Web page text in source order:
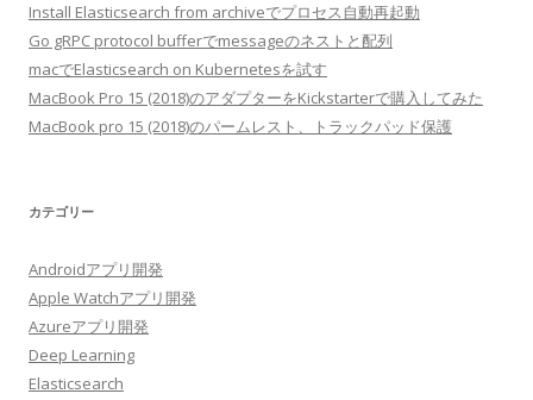
Install Elasticsearch from archiveでプロセス自動再起動
Go gRPC protocol bufferでmessageのネストと配列
macでElasticsearch on Kubernetesを試す
MacBook Pro 15 (2018)のアダプターをKickstarterで購入してみた
MacBook pro 15 (2018)のパームレスト、トラックパッド保護
カテゴリー
Androidアプリ開発
Apple Watchアプリ開発
Azureアプリ開発
Deep Learning
Elasticsearch